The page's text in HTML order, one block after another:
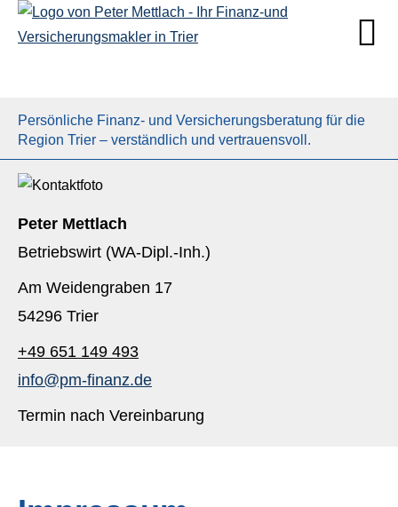
Persönliche Finanz- und Versicherungsberatung für die
Region Trier – verständlich und vertrauensvoll.
Peter Mettlach
Betriebswirt (WA-Dipl.-Inh.)
Am Weidengraben 17
54296 Trier
+49 651 149 493
info@pm-finanz.de
Termin nach Vereinbarung